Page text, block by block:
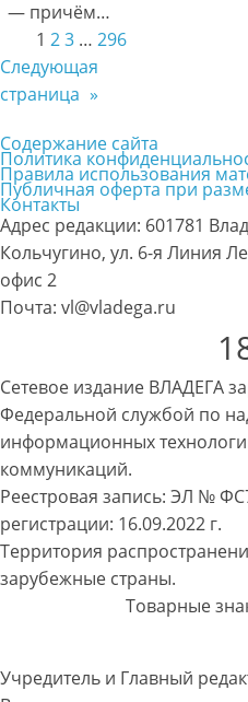
— причём…
1 23 … 296
Следующая
страница »
Содержание сайта
Политика
Правила использования
Публичная оферта при
Контакты
Адрес редакции: 601781
Кольчугино, ул. 6-я Линия
офис 2
Почта: vl@vladega.ru
Сетевое издание ВЛАДЕГА
Федеральной службой по
информационных
коммуникаций.
Реестровая запись: ЭЛ №
регистрации: 16.09.2022 г.
Территория
зарубежные страны.
Товарные
Учредитель и Главный